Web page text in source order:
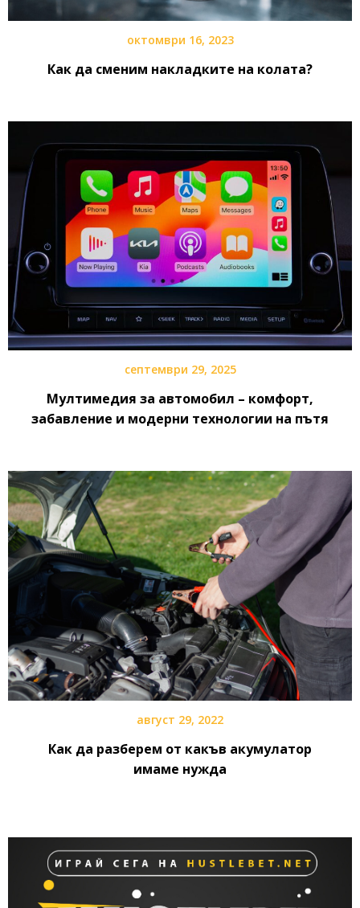
октомври 16, 2023
Как да сменим накладките на колата?
септември 29, 2025
Мултимедия за автомобил – комфорт,
забавление и модерни технологии на пътя
август 29, 2022
Как да разберем от какъв акумулатор
имаме нужда